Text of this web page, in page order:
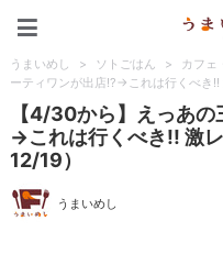
うまいめし > ソトごはん > カフェ
ーティワンが出店!?→これは行くべき
【4/30から】えっあ
→これは行くべき!! 激
12/19）
うまいめし